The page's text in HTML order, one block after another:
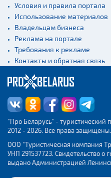
Условия и правила портала
Использование материалов
Владельцам бизнеса
Реклама на портале
Требования к рекламе
Контакты и обратная связь
"Про Беларусь" - туристический
2012 - 2026. Все права защищены.
ООО "Туристическая компания
УНП 291537723. Свидетельство о
выдано Администрацией